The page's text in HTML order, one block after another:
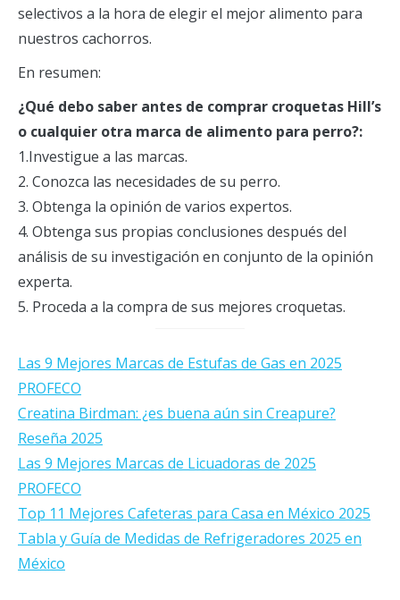
selectivos a la hora de elegir el mejor alimento para
nuestros cachorros.
En resumen:
¿Qué debo saber antes de comprar croquetas Hill’s
o cualquier otra marca de alimento para perro?:
1.Investigue a las marcas.
2. Conozca las necesidades de su perro.
3. Obtenga la opinión de varios expertos.
4. Obtenga sus propias conclusiones después del
análisis de su investigación en conjunto de la opinión
experta.
5. Proceda a la compra de sus mejores croquetas.
Las 9 Mejores Marcas de Estufas de Gas en 2025
PROFECO
Creatina Birdman: ¿es buena aún sin Creapure?
Reseña 2025
Las 9 Mejores Marcas de Licuadoras de 2025
PROFECO
Top 11 Mejores Cafeteras para Casa en México 2025
Tabla y Guía de Medidas de Refrigeradores 2025 en
México